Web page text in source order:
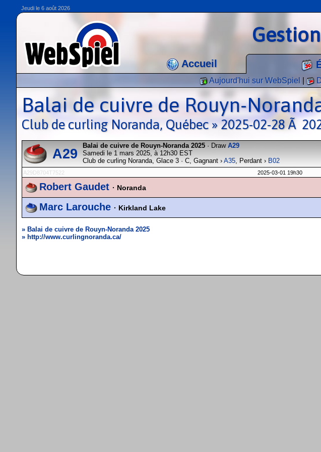
Jeudi le 6 août 2026
Accueil
Aujourd'hui sur WebSpiel
Balai de cuivre de Rouyn-
Club de curling Noranda, Québec » 2025-02-28 Ã
A29
Balai de cuivre de Rouyn-Noranda 2025 · Draw A29
Samedi le 1 mars 2025, à 12h30 EST
Club de curling Noranda, Glace 3 · C, Gagnant › A35, Perdant › B02
A29D8704T7522 2025-03-01 19h30
Robert Gaudet · Noranda
Marc Larouche · Kirkland Lake
» Balai de cuivre de Rouyn-Noranda 2025
» http://www.curlingnoranda.ca/